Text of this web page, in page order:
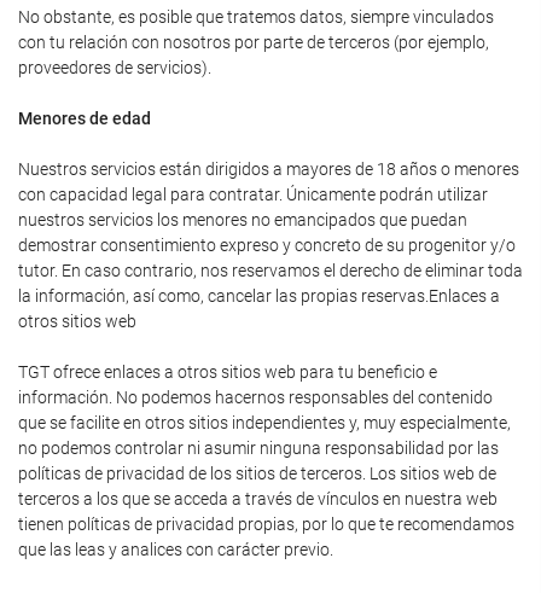
No obstante, es posible que tratemos datos, siempre vinculados
con tu relación con nosotros por parte de terceros (por ejemplo,
proveedores de servicios).
Menores de edad
Nuestros servicios están dirigidos a mayores de 18 años o menores
con capacidad legal para contratar. Únicamente podrán utilizar
nuestros servicios los menores no emancipados que puedan
demostrar consentimiento expreso y concreto de su progenitor y/o
tutor. En caso contrario, nos reservamos el derecho de eliminar toda
la información, así como, cancelar las propias reservas.Enlaces a
otros sitios web
TGT ofrece enlaces a otros sitios web para tu beneficio e
información. No podemos hacernos responsables del contenido
que se facilite en otros sitios independientes y, muy especialmente,
no podemos controlar ni asumir ninguna responsabilidad por las
políticas de privacidad de los sitios de terceros. Los sitios web de
terceros a los que se acceda a través de vínculos en nuestra web
tienen políticas de privacidad propias, por lo que te recomendamos
que las leas y analices con carácter previo.